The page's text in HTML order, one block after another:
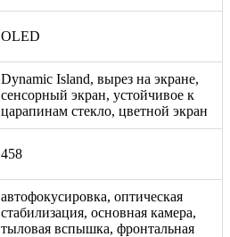
OLED
Dynamic Island, вырез на экране,
сенсорный экран, устойчивое к
царапинам стекло, цветной экран
458
автофокусировка, оптическая
стабилизация, основная камера,
тыловая вспышка, фронтальная